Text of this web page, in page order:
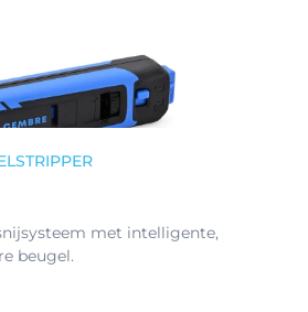
met intelligente,
beugel.